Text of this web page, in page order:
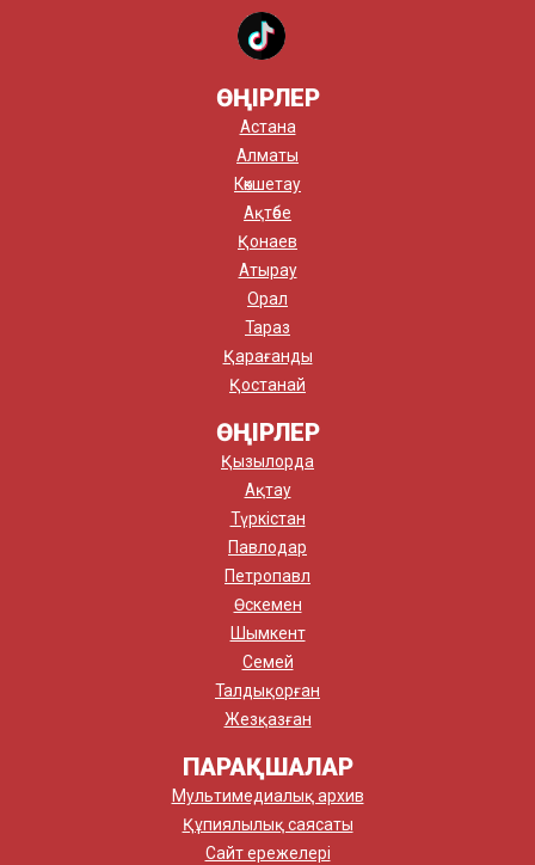
ӨҢІРЛЕР
Астана
Алматы
Көкшетау
Ақтөбе
Қонаев
Атырау
Орал
Тараз
Қарағанды
Қостанай
ӨҢІРЛЕР
Қызылорда
Ақтау
Түркістан
Павлодар
Петропавл
Өскемен
Шымкент
Семей
Талдықорған
Жезқазған
ПАРАҚШАЛАР
Мультимедиалық архив
Құпиялылық саясаты
Сайт ережелері